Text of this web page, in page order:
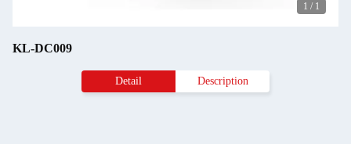
1 / 1
KL-DC009
Detail Description